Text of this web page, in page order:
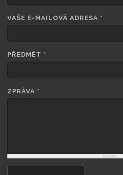
VAŠE E-MAILOVÁ ADRESA *
PŘEDMĚT *
ZPRÁVA *